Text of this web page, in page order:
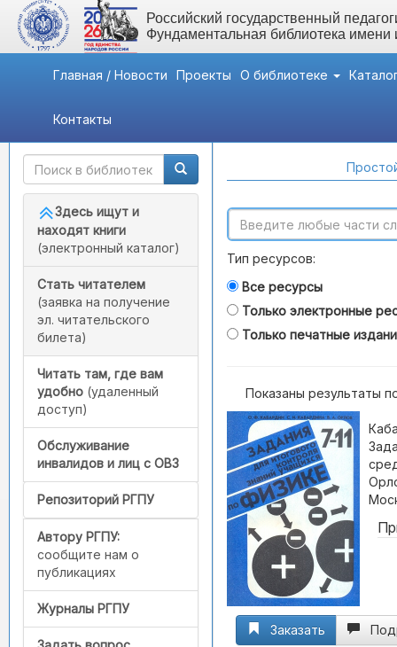
Российский государственный
Фундаментальная библиотека
Главная / Новости Проекты О библиотеке
Контакты
Быстрый доступ
Здесь ищут и
находят книги
(электронный каталог)
Стать читателем
(заявка на получение
эл. читательского
билета)
Читать там, где вам
удобно (удаленный
доступ)
Обслуживание
инвалидов и лиц с ОВЗ
Репозиторий РГПУ
Автору РГПУ:
сообщите нам о
публикациях
Журналы РГПУ
Тип ресурсов:
Все ресурсы
Только электронные
Только печатные
Показаны результаты
Заказать